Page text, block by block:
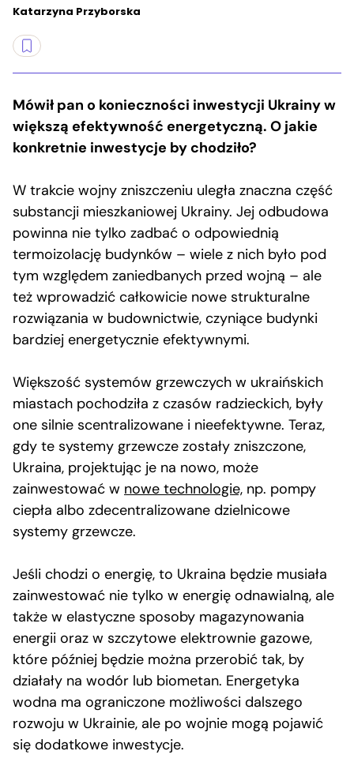
Katarzyna Przyborska
Mówił pan o konieczności inwestycji Ukrainy w
większą efektywność energetyczną. O jakie
konkretnie inwestycje by chodziło?
W trakcie wojny zniszczeniu uległa znaczna część
substancji mieszkaniowej Ukrainy. Jej odbudowa
powinna nie tylko zadbać o odpowiednią
termoizolację budynków – wiele z nich było pod
tym względem zaniedbanych przed wojną – ale
też wprowadzić całkowicie nowe strukturalne
rozwiązania w budownictwie, czyniące budynki
bardziej energetycznie efektywnymi.
Większość systemów grzewczych w ukraińskich
miastach pochodziła z czasów radzieckich, były
one silnie scentralizowane i nieefektywne. Teraz,
gdy te systemy grzewcze zostały zniszczone,
Ukraina, projektując je na nowo, może
zainwestować w nowe technologie, np. pompy
ciepła albo zdecentralizowane dzielnicowe
systemy grzewcze.
Jeśli chodzi o energię, to Ukraina będzie musiała
zainwestować nie tylko w energię odnawialną, ale
także w elastyczne sposoby magazynowania
energii oraz w szczytowe elektrownie gazowe,
które później będzie można przerobić tak, by
działały na wodór lub biometan. Energetyka
wodna ma ograniczone możliwości dalszego
rozwoju w Ukrainie, ale po wojnie mogą pojawić
się dodatkowe inwestycje.